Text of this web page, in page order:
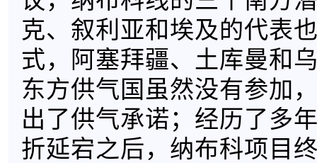
克、叙利亚和埃及的代表
式，阿塞拜疆、土库曼和
东方供气国虽然没有参加
出了供气承诺；经历了多
折延宕之后，纳布科项目